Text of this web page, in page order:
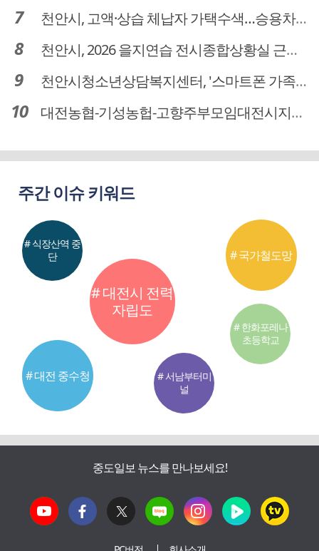
천안시, 고액·상습 체납자 가택수색…승용차 압류·공매 착수
천안시, 2026 을지연습 전시종합상황실 근무자 사전교육
천안시청소년상담복지센터, '스마트폰 가족치유캠프' 운영
대전농협-기성농헙-고향주부모임대전시지회, 이심점심 중식지원 봉사활동
주간 이슈 키워드
# 대전시 전력
자립도
# 대전 중수청
# 국가철도망
# 식장산역 중
단
# 서남부터미
널
# 한화포레나
초등학교
중도일보 뉴스를 만나보세요!